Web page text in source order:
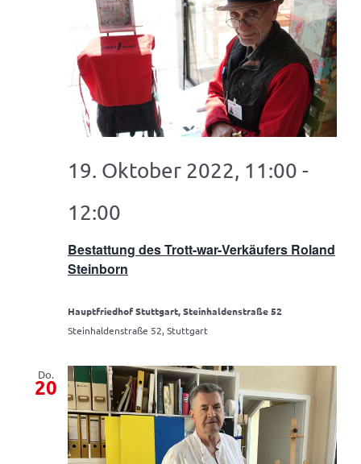
Bestattung des Trott-war-Verkäufers Roland
Steinborn
19. Oktober 2022, 11:00 -
12:00
Hauptfriedhof Stuttgart, Steinhaldenstraße 52
Steinhaldenstraße 52, Stuttgart
Do.
20